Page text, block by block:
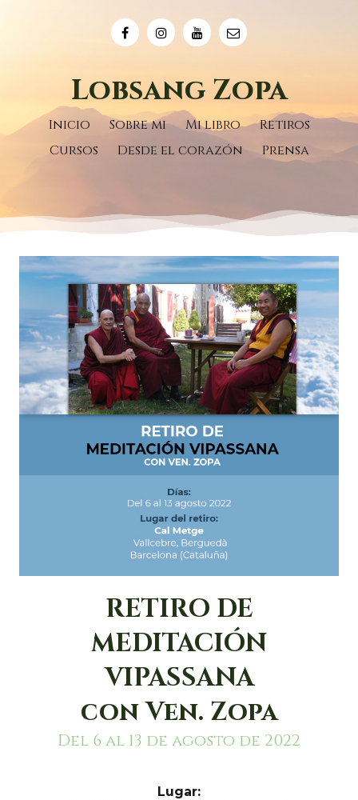
Lobsang Zopa
Inicio Sobre mi Mi libro
Retiros
Cursos
Desde el corazón Prensa
RETIRO DE
MEDITACIÓN
VIPASSANA
con Ven. Zopa
Del 6 al 13 de agosto de 2022
Lugar: